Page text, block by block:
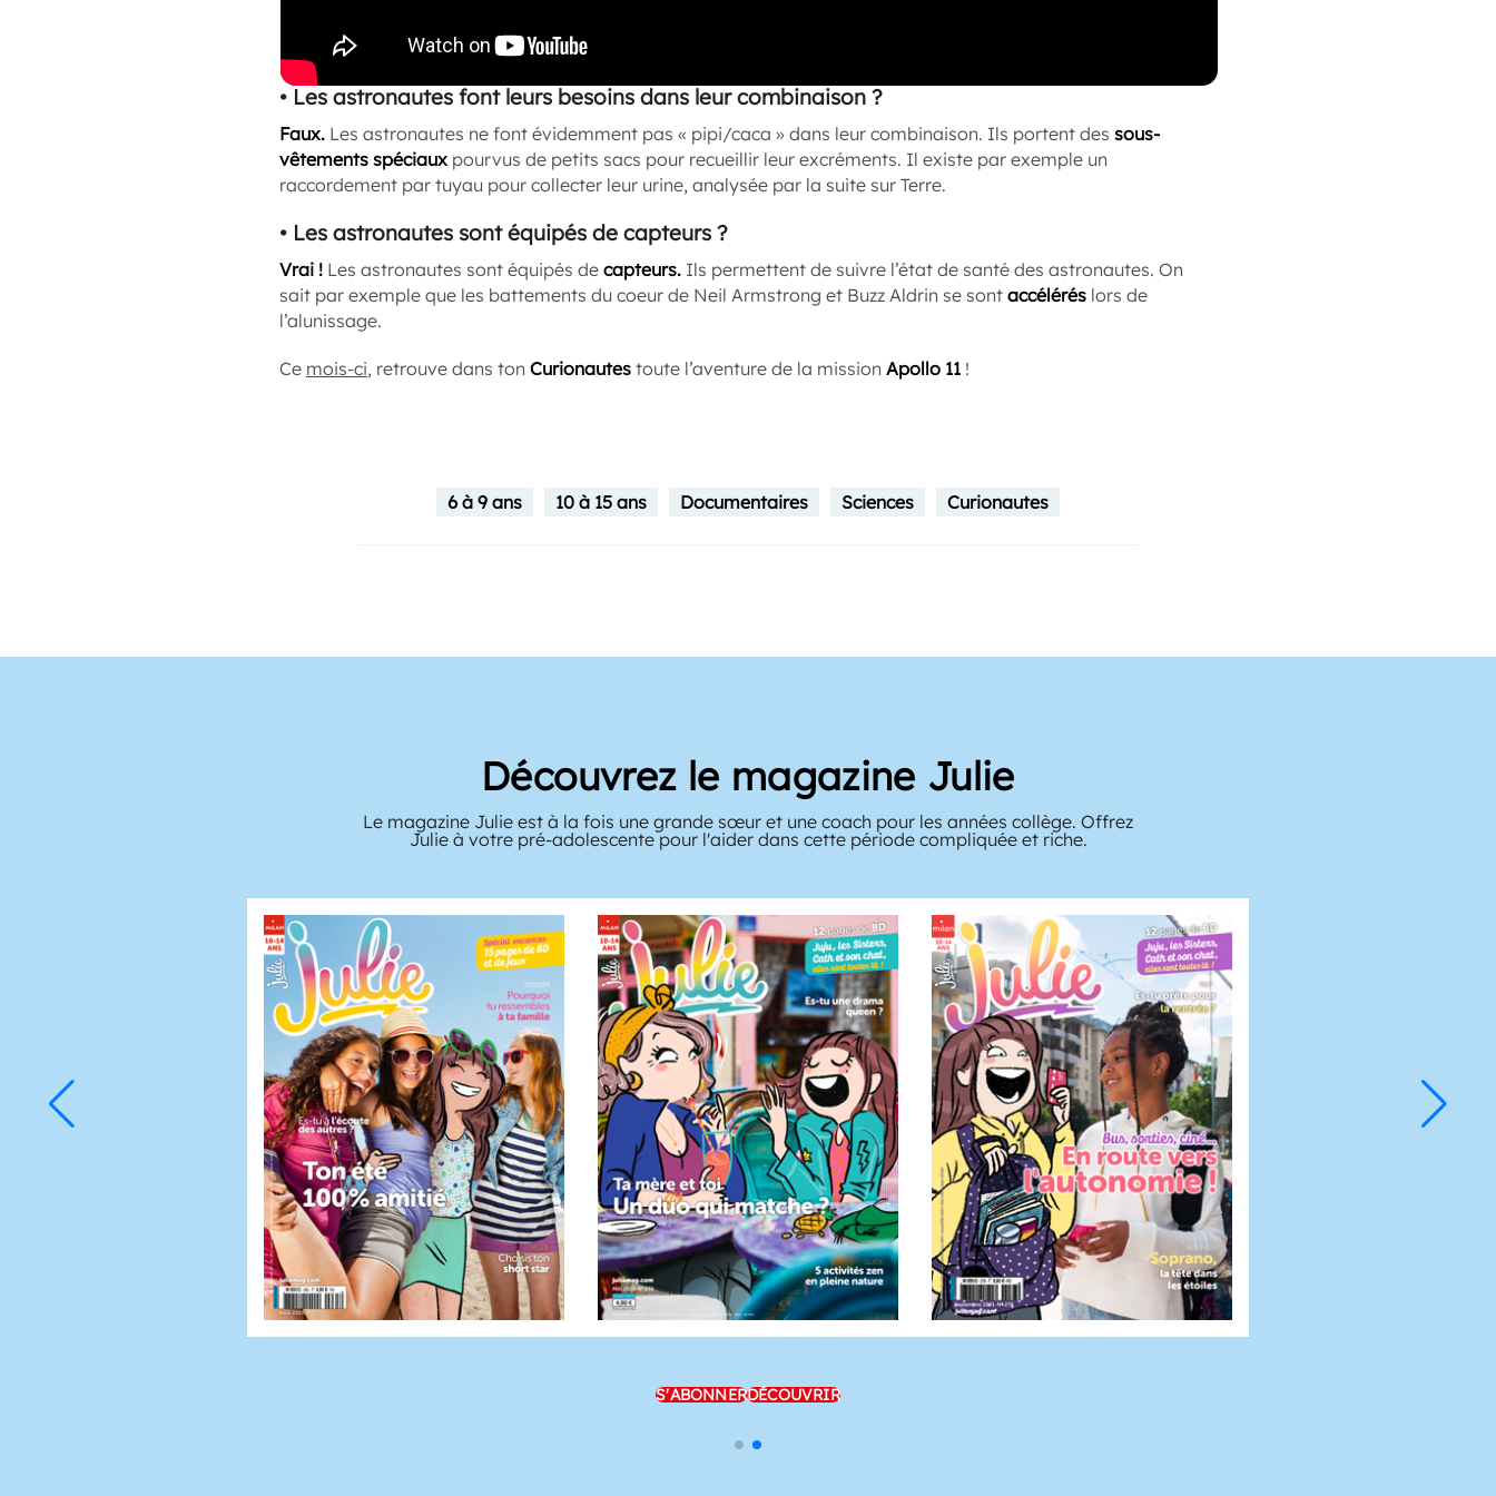
• Les astronautes font leurs besoins dans leur combinaison ?
Faux. Les astronautes ne font évidemment pas « pipi/caca » dans leur combinaison. Ils portent des sous-
vêtements spéciaux pourvus de petits sacs pour recueillir leur excréments. Il existe par exemple un
raccordement par tuyau pour collecter leur urine, analysée par la suite sur Terre.
• Les astronautes sont équipés de capteurs ?
Vrai ! Les astronautes sont équipés de capteurs. Ils permettent de suivre l’état de santé des astronautes. On
sait par exemple que les battements du coeur de Neil Armstrong et Buzz Aldrin se sont accélérés lors de
l’alunissage.
Ce mois-ci, retrouve dans ton Curionautes toute l’aventure de la mission Apollo 11 !
6 à 9 ans 10 à 15 ans Documentaires Sciences Curionautes
Découvrez le magazine Julie
Le magazine Julie est à la fois une grande sœur et une coach pour les années collège. Offrez
Julie à votre pré-adolescente pour l'aider dans cette période compliquée et riche.
S'ABONNERDÉCOUVRIR